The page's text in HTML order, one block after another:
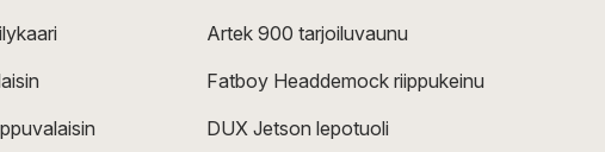
Artek 900 tarjoiluvaunu
Fatboy Headdemock riippukeinu
DUX Jetson lepotuoli